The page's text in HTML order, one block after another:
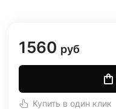
1560 руб
Купить в один клик